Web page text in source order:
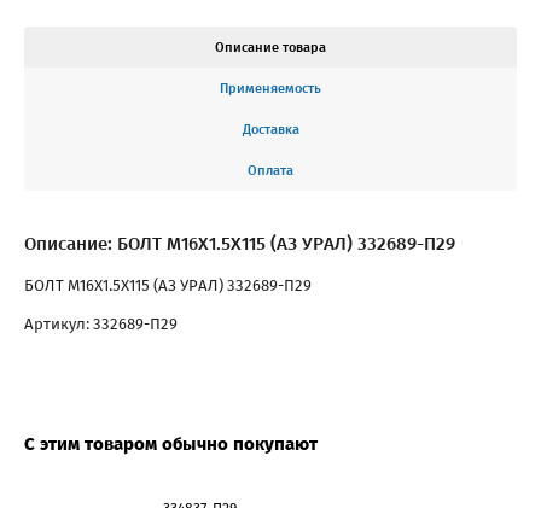
Описание товара
Применяемость
Доставка
Оплата
Описание: БОЛТ М16Х1.5Х115 (АЗ УРАЛ) 332689-П29
БОЛТ М16Х1.5Х115 (АЗ УРАЛ) 332689-П29
Артикул: 332689-П29
С этим товаром обычно покупают